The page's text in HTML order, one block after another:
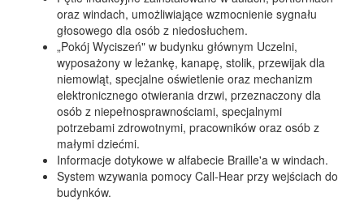
oraz windach, umożliwiające wzmocnienie sygnału
głosowego dla osób z niedosłuchem.
„Pokój Wyciszeń" w budynku głównym Uczelni,
wyposażony w leżankę, kanapę, stolik, przewijak dla
niemowląt, specjalne oświetlenie oraz mechanizm
elektronicznego otwierania drzwi, przeznaczony dla
osób z niepełnosprawnościami, specjalnymi
potrzebami zdrowotnymi, pracowników oraz osób z
małymi dziećmi.
Informacje dotykowe w alfabecie Braille'a w windach.
System wzywania pomocy Call-Hear przy wejściach do
budynków.